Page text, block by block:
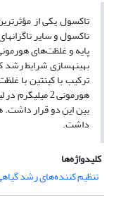
تاکسول یکی از
تاکسول و سایر
پایه و غلظت‌های
داشت.
کلیدواژه‌ها
تنظیم کننده‌های رشد